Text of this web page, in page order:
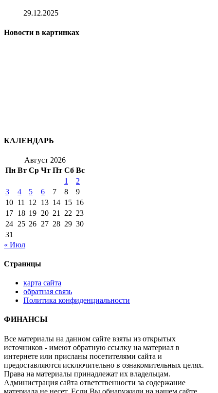
29.12.2025
Новости в картинках
КАЛЕНДАРЬ
Август 2026
Пн Вт Ср Чт Пт Сб Вс
1
2
3
4 5 6 7 8
9
10 11 12 13 14 15 16
17 18 19 20 21 22 23
24 25 26 27 28 29 30
31
« Июл
Страницы
карта сайта
обратная связь
Политика конфиденциальности
ФИНАНСЫ
Все материалы на данном сайте взяты из открытых
источников - имеют обратную ссылку на материал в
интернете или присланы посетителями сайта и
предоставляются исключительно в ознакомительных целях.
Права на материалы принадлежат их владельцам.
Администрация сайта ответственности за содержание
материала не несет. Если Вы обнаружили на нашем сайте